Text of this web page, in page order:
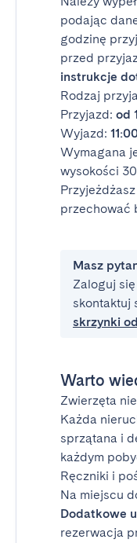
podając
godzinę
przed
instrukcje
Rodzaj
Przyjazd: od
Wyjazd:
Wymagana
wysokości
przechować
Masz
Zaloguj
skontaktuj
skrzynki
Warto
Zwierzęta
Każda
sprzątana i
każdym
Ręczniki i
Na miejscu
Dodatkowe
rezerwacja